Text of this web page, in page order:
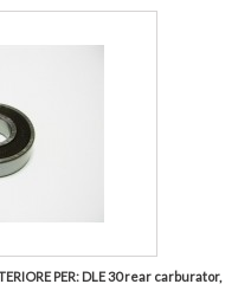
PER: DLE 30 rear carburator,